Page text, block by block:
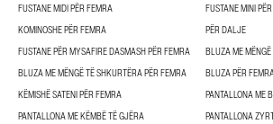
FUSTANE MIDI PËR FEMRA
FUSTANE MINI
KOMINOSHE PËR FEMRA
PËR DALJE
FUSTANE PËR MYSAFIRE DASMASH PËR FEMRA
BLUZA ME
BLUZA ME MËNGË TË SHKURTËRA PËR FEMRA
BLUZA PËR
KËMISHË SATENI PËR FEMRA
PANTALLONA ME
PANTALLONA ME KËMBË TË GJËRA
PANTALLONA